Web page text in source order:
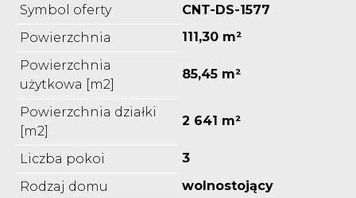
Symbol oferty
CNT-DS-1577
Powierzchnia
111,30 m²
Powierzchnia
użytkowa [m2]
85,45 m²
Powierzchnia działki
[m2]
2 641 m²
Liczba pokoi
3
Rodzaj domu
wolnostojący